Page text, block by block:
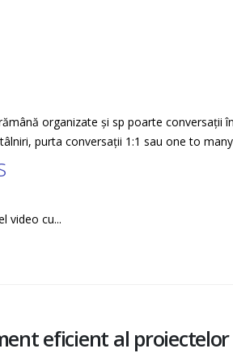
organizate și sp poarte conversații
purta conversații 1:1 sau one to
video cu...
eficient al proiectelor